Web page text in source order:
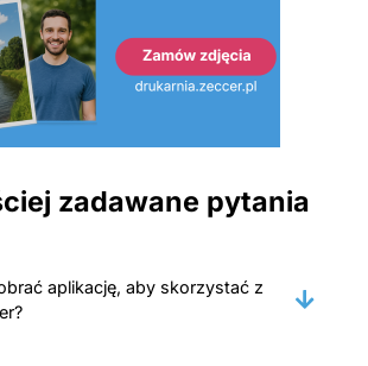
zadawane pytania
aplikację, aby skorzystać z